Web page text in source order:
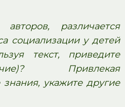
различается
социализации у детей
текст, приведите
Привлекая
укажите другие